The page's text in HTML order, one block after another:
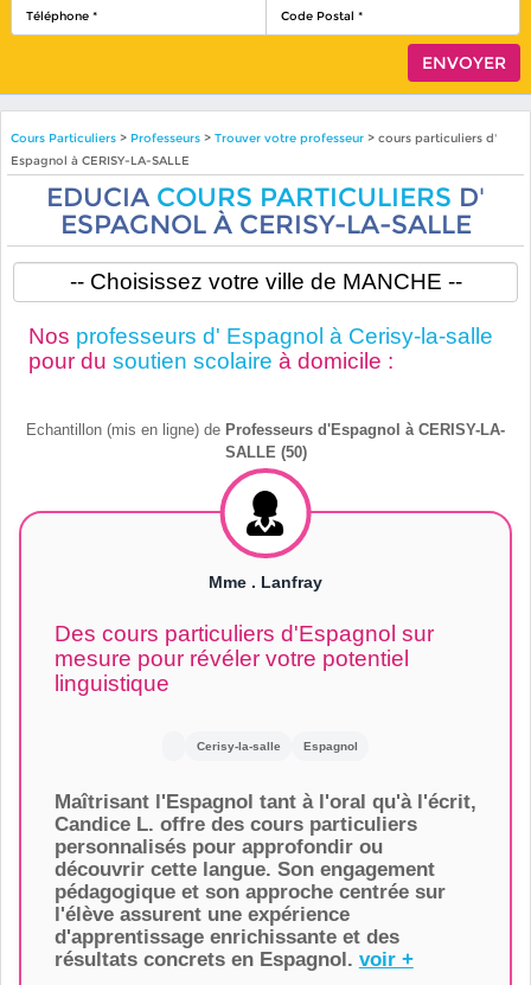
Cours Particuliers> Professeurs > Trouver votre professeur> cours particuliers d'
Espagnol à CERISY-LA-SALLE
EDUCIA COURS PARTICULIERS D'
ESPAGNOL À CERISY-LA-SALLE
Nos professeurs d' Espagnol à Cerisy-la-salle
pour du soutien scolaire à domicile :
Echantillon (mis en ligne) de Professeurs d'Espagnol à CERISY-LA-
SALLE (50)
Mme . Lanfray
Des cours particuliers d'Espagnol sur
mesure pour révéler votre potentiel
linguistique
Cerisy-la-salle Espagnol
Maîtrisant l'Espagnol tant à l'oral qu'à l'écrit,
Candice L. offre des cours particuliers
personnalisés pour approfondir ou
découvrir cette langue. Son engagement
pédagogique et son approche centrée sur
l'élève assurent une expérience
d'apprentissage enrichissante et des
résultats concrets en Espagnol. voir +